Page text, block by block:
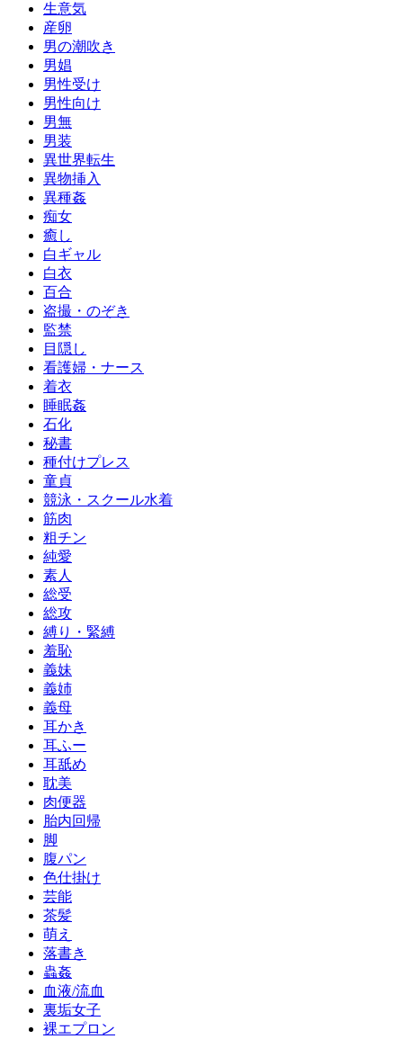
生意気
産卵
男の潮吹き
男娼
男性受け
男性向け
男無
男装
異世界転生
異物挿入
異種姦
痴女
癒し
白ギャル
白衣
百合
盗撮・のぞき
監禁
目隠し
看護婦・ナース
着衣
睡眠姦
石化
秘書
種付けプレス
童貞
競泳・スクール水着
筋肉
粗チン
純愛
素人
総受
総攻
縛り・緊縛
羞恥
義妹
義姉
義母
耳かき
耳ふー
耳舐め
耽美
肉便器
胎内回帰
脚
腹パン
色仕掛け
芸能
茶髪
萌え
落書き
蟲姦
血液/流血
裏垢女子
裸エプロン